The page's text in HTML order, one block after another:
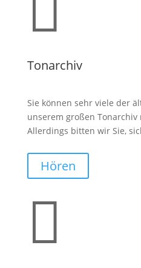
Tonarchiv
Sie können sehr viele der
unserem großen
Allerdings bitten wir Sie,
Hören
